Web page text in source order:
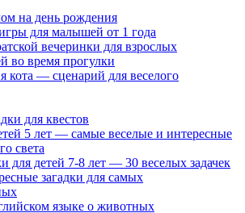
на день рождения
для малышей от 1 года
вечеринки для взрослых
во время прогулки
кота — сценарий для веселого
для квестов
5 лет — самые веселые и интересные
света
для детей 7-8 лет — 30 веселых задачек
загадки для самых
языке о животных